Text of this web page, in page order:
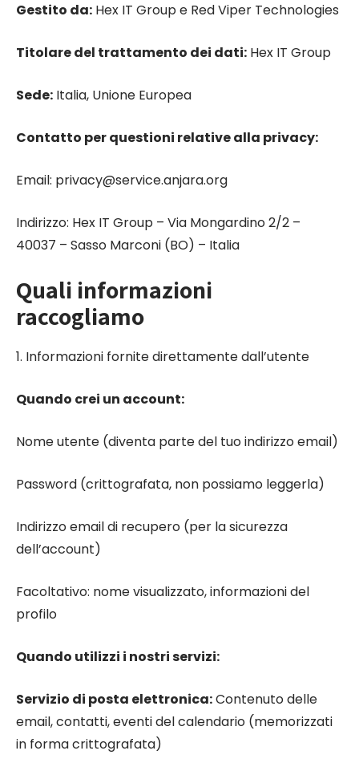
Gestito da: Hex IT Group e Red Viper Technologies
Titolare del trattamento dei dati: Hex IT Group
Sede: Italia, Unione Europea
Contatto per questioni relative alla privacy:
Email: privacy@service.anjara.org
Indirizzo: Hex IT Group – Via Mongardino 2/2 –
40037 – Sasso Marconi (BO) – Italia
Quali informazioni
raccogliamo
1. Informazioni fornite direttamente dall’utente
Quando crei un account:
Nome utente (diventa parte del tuo indirizzo email)
Password (crittografata, non possiamo leggerla)
Indirizzo email di recupero (per la sicurezza
dell’account)
Facoltativo: nome visualizzato, informazioni del
profilo
Quando utilizzi i nostri servizi:
Servizio di posta elettronica:Contenuto delle
email, contatti, eventi del calendario (memorizzati
in forma crittografata)